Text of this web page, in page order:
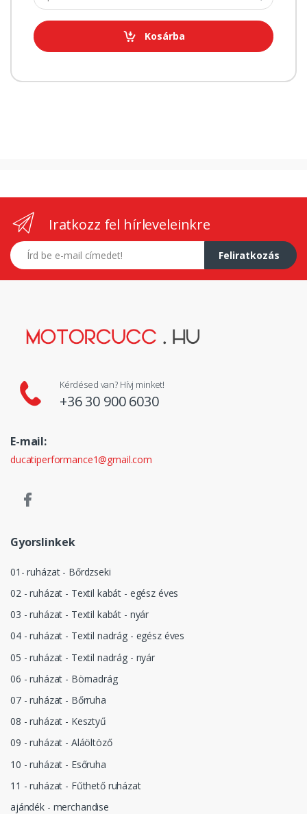
Kosárba
Iratkozz fel hírleveleinkre
E-mail címed
Feliratkozás
Kérdésed van? Hívj minket!
+36 30 900 6030
E-mail:
ducatiperformance1@gmail.com
Gyorslinkek
01- ruházat - Bőrdzseki
02 - ruházat - Textil kabát - egész éves
03 - ruházat - Textil kabát - nyár
04 - ruházat - Textil nadrág - egész éves
05 - ruházat - Textil nadrág - nyár
06 - ruházat - Börnadrág
07 - ruházat - Bőrruha
08 - ruházat - Kesztyű
09 - ruházat - Aláöltöző
10 - ruházat - Esőruha
11 - ruházat - Fűthető ruházat
ajándék - merchandise